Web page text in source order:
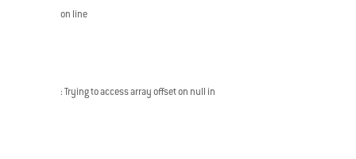
on line
: Trying to access array offset on null in